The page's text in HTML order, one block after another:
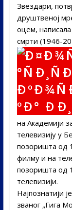
Звездари,
друштвеној
оцем,
смрти (1946-
на Академији
телевизију у
позоришта од
филму и на
позоришта од
телевизији.
Најпознатији
званог „Гига